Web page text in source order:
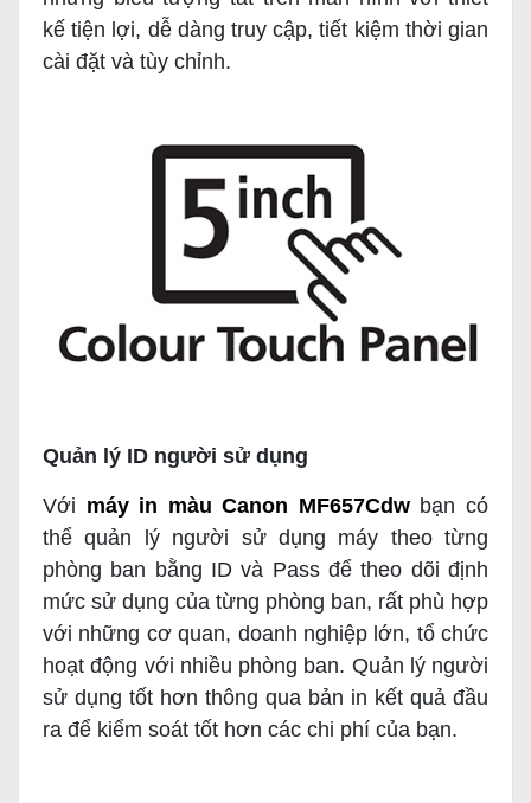
kế tiện lợi, dễ dàng truy cập, tiết kiệm thời gian
cài đặt và tùy chỉnh.
Quản lý ID người sử dụng
Với máy in màu Canon MF657Cdwbạn có
thể quản lý người sử dụng máy theo từng
phòng ban bằng ID và Pass để theo dõi định
mức sử dụng của từng phòng ban, rất phù hợp
với những cơ quan, doanh nghiệp lớn, tổ chức
hoạt động với nhiều phòng ban. Quản lý người
sử dụng tốt hơn thông qua bản in kết quả đầu
ra để kiểm soát tốt hơn các chi phí của bạn.